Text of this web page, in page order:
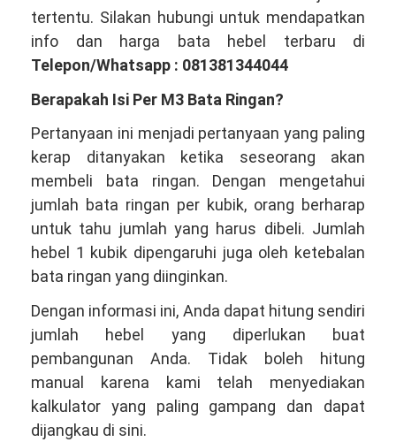
tertentu. Silakan hubungi untuk mendapatkan
info dan harga bata hebel terbaru di
Telepon/Whatsapp : 081381344044
Berapakah Isi Per M3 Bata Ringan?
Pertanyaan ini menjadi pertanyaan yang paling
kerap ditanyakan ketika seseorang akan
membeli bata ringan. Dengan mengetahui
jumlah bata ringan per kubik, orang berharap
untuk tahu jumlah yang harus dibeli. Jumlah
hebel 1 kubik dipengaruhi juga oleh ketebalan
bata ringan yang diinginkan.
Dengan informasi ini, Anda dapat hitung sendiri
jumlah hebel yang diperlukan buat
pembangunan Anda. Tidak boleh hitung
manual karena kami telah menyediakan
kalkulator yang paling gampang dan dapat
dijangkau di sini.